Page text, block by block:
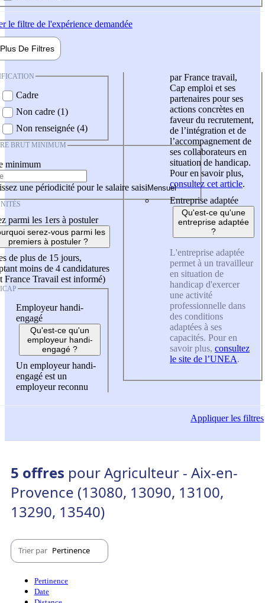
le filtre de l'expérience demandée
Plus De Filtres
Cadre
Non cadre (1)
Non renseignée (4)
BRUT MINIMUM
minimum
une périodicité pour le salaire saisi
parmi les 1ers à postuler
serez-vous parmi les
premiers à postuler ?
de plus de 15 jours,
moins de 4 candidatures
France Travail est informé)
Employeur handi-
engagé
Qu'est-ce qu'un
employeur handi-
engagé ?
Un employeur handi-
engagé est un
employeur reconnu
par France travail,
Cap emploi et ses
partenaires pour ses
actions concrètes en
faveur du recrutement,
de l’intégration et de
l’accompagnement de
ses collaborateurs en
situation de handicap.
Pour en savoir plus,
consultez cet article.
Entreprise adaptée
Qu'est-ce qu'une
entreprise adaptée
?
L'entreprise adaptée
permet à un travailleur
en situation de
handicap d'exercer
une activité
professionnelle dans
des conditions
adaptées à ses
capacités. Pour en
savoir plus, consultez
le site de l’UNEA.
Appliquerles filtres
5 offres pour Agriculteur - Aix-en-
Provence (13080, 13090, 13100,
13290, 13540)
Trier par Pertinence
Pertinence
Date